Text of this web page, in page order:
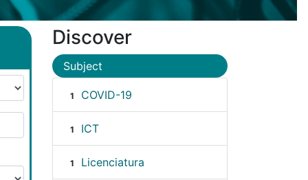
Discover
Subject
1 COVID-19
1 ICT
1 Licenciatura